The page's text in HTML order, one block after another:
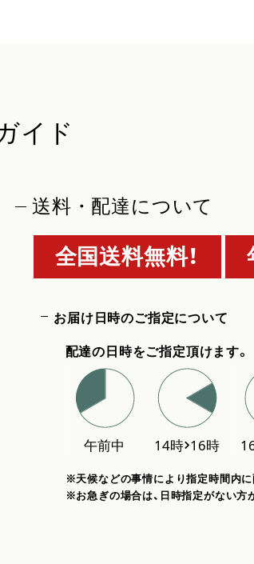
イド
送料・配達について
全国送料無料！
お届け日時のご指定について
配達の日時をご指定頂けます。
※天候などの事情により指定時間内に
※お急ぎの場合は、日時指定がない方